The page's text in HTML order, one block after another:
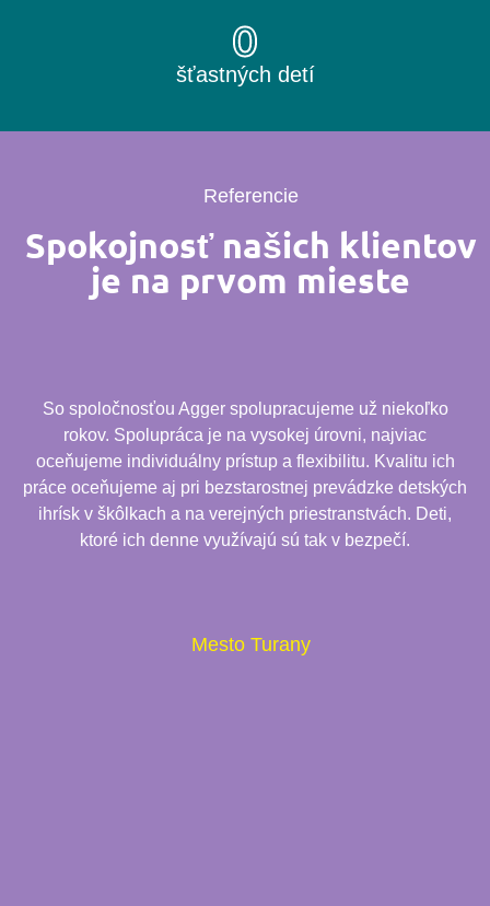
šťastných detí
0
Referencie
Spokojnosť našich klientov
je na prvom mieste
So spoločnosťou Agger spolupracujeme už niekoľko
rokov. Spolupráca je na vysokej úrovni, najviac
oceňujeme individuálny prístup a flexibilitu. Kvalitu ich
práce oceňujeme aj pri bezstarostnej prevádzke detských
ihrísk v škôlkach a na verejných priestranstvách. Deti,
ktoré ich denne využívajú sú tak v bezpečí.
Mesto Turany